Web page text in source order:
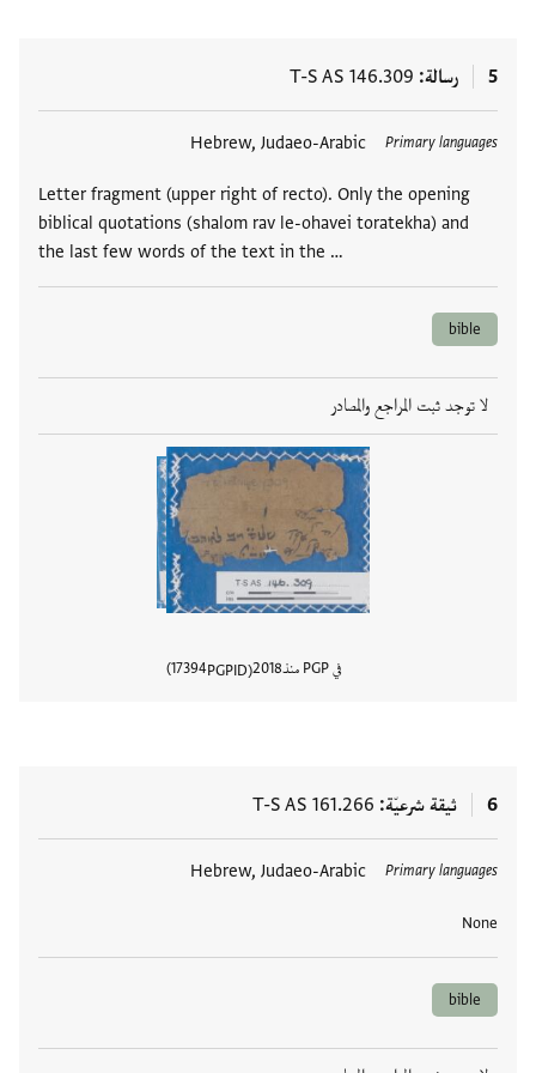
5 رسالة T-S AS 146.309
Primary languages
Hebrew, Judaeo-Arabic
Letter fragment (upper right of recto). Only the opening
biblical quotations (shalom rav le-ohavei toratekha) and
the last few words of the text in the …
العلامات
bible
لا توجد ثبت المراجع والمصادر
في PGP منذ 2018
PGPID
17394
6 ثيقة شرعيّة T-S AS 161.266
Primary languages
Hebrew, Judaeo-Arabic
None
العلامات
bible